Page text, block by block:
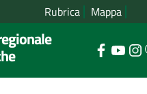
Rubrica Mappa